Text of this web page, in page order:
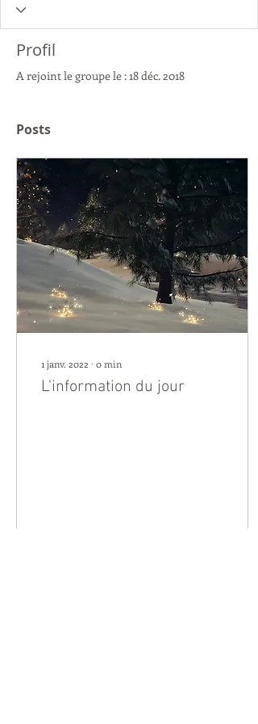
Profil
A rejoint le groupe le : 18 déc. 2018
Posts
1 janv. 2022 ∙ 0min
L'information du jour